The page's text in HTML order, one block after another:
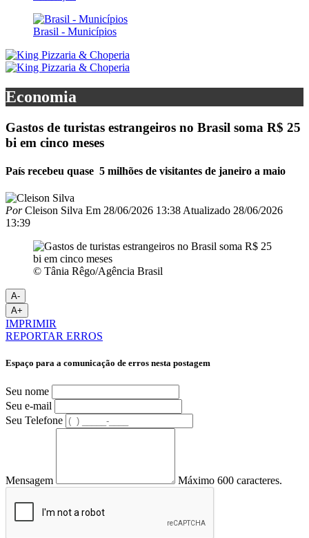
Brasil - Municípios
Economia
Gastos de turistas estrangeiros no Brasil soma R$ 25
bi em cinco meses
País recebeu quase 5 milhões de visitantes de janeiro a maio
PorCleison Silva Em 28/06/2026 13:38 Atualizado 28/06/2026
13:39
© Tânia Rêgo/Agência Brasil
A-
A+
IMPRIMIR
REPORTAR ERROS
Espaço para a comunicação de erros nesta postagem
Seu nome
Seu e-mail
Seu Telefone
Mensagem Máximo 600 caracteres.